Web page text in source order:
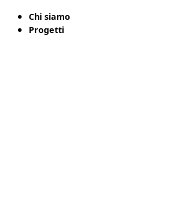
Chi siamo
Progetti